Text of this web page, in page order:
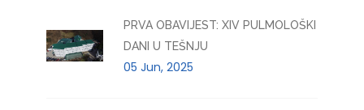
PRVA OBAVIJEST: XIV PULMOLOŠKI
DANI U TEŠNJU
05 Jun, 2025